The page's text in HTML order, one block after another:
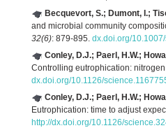
Becquevort, S.; Dumont, I.;
and microbial community
32(6): 879-895. dx.doi.org/
Conley, D.J.; Paerl, H.W.;
Controlling eutrophication:
dx.doi.org/10.1126/
Conley, D.J.; Paerl, H.W.;
Eutrophication: time to adjust
http://dx.doi.org/10.1126/